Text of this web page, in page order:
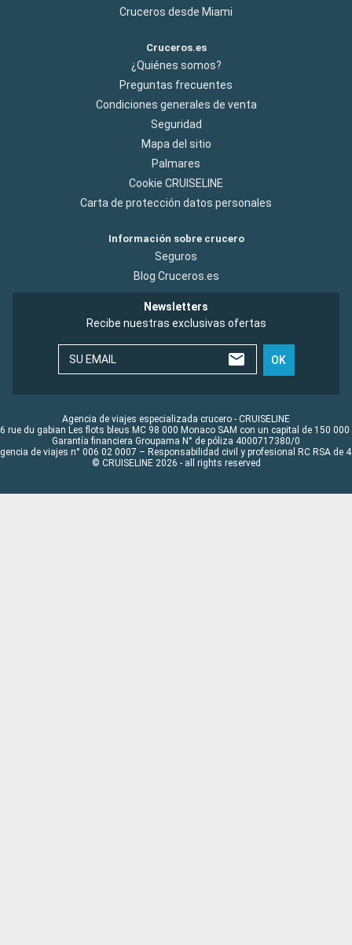
Cruceros desde Miami
Cruceros.es
¿Quiénes somos?
Preguntas frecuentes
Condiciones generales de venta
Seguridad
Mapa del sitio
Palmares
Cookie CRUISELINE
Carta de protección datos personales
Información sobre crucero
Seguros
Blog Cruceros.es
Newsletters
Recibe nuestras exclusivas ofertas
SU EMAIL OK
Agencia de viajes especializada crucero - CRUISELINE
rue du gabian Les flots bleus MC 98 000 Monaco SAM con un capital de 150 000
Garantía financiera Groupama N° de póliza 4000717380/0
de viajes n° 006 02 0007 – Responsabilidad civil y profesional RC RSA de
© CRUISELINE 2026 - all rights reserved